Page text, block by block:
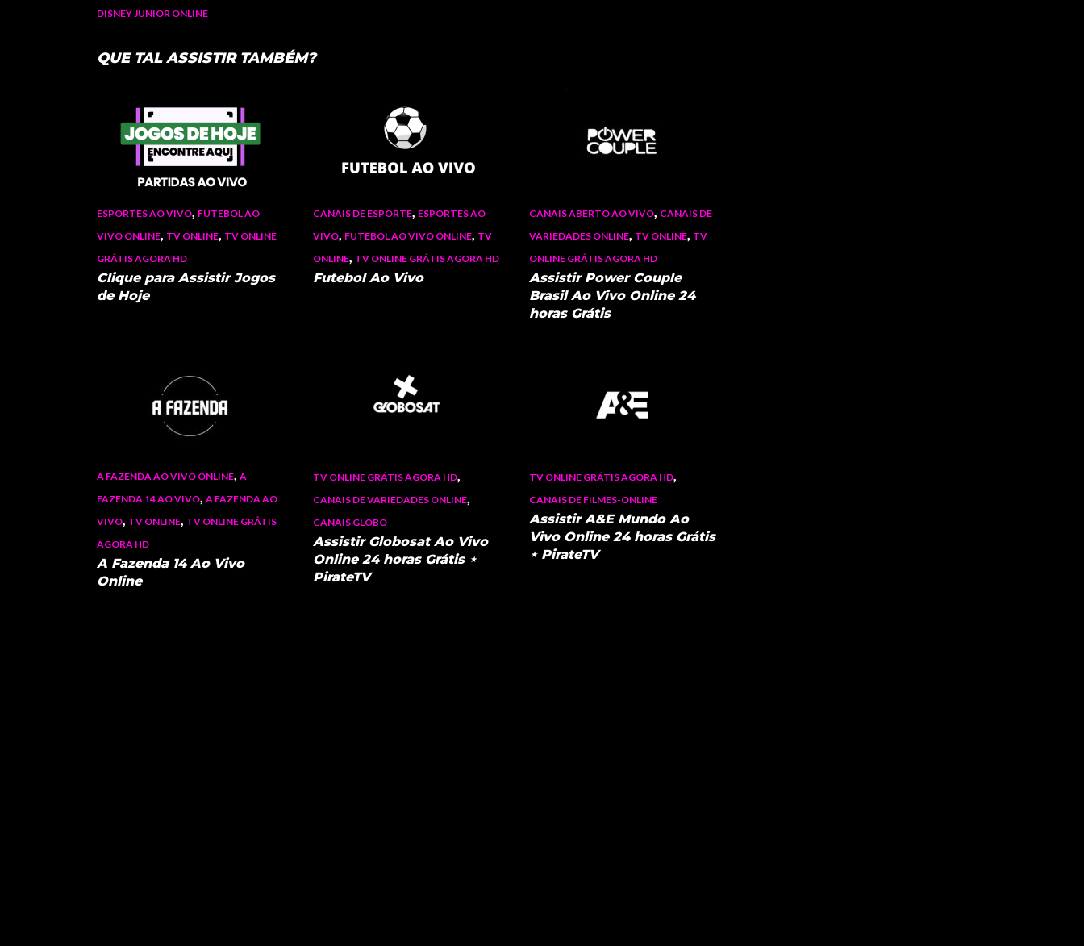
DISNEY JUNIOR ONLINE
QUE TAL ASSISTIR TAMBÉM?
ESPORTES AO VIVO, FUTEBOL AO
VIVO ONLINE, TV ONLINE, TV ONLINE
GRÁTIS AGORA HD
Clique para Assistir Jogos
de Hoje
CANAIS DE ESPORTE, ESPORTES AO
VIVO, FUTEBOL AO VIVO ONLINE, TV
ONLINE, TV ONLINE GRÁTIS AGORA HD
Futebol Ao Vivo
CANAIS ABERTO AO VIVO, CANAIS DE
VARIEDADES ONLINE, TV ONLINE, TV
ONLINE GRÁTIS AGORA HD
Assistir Power Couple
Brasil Ao Vivo Online 24
horas Grátis
A FAZENDA AO VIVO ONLINE, A
FAZENDA 14 AO VIVO, A FAZENDA AO
VIVO, TV ONLINE, TV ONLINE GRÁTIS
AGORA HD
A Fazenda 14 Ao Vivo
Online
TV ONLINE GRÁTIS AGORA HD,
CANAIS DE VARIEDADES ONLINE,
CANAIS GLOBO
Assistir Globosat Ao Vivo
Online 24 horas Grátis ⋆
PirateTV
TV ONLINE GRÁTIS AGORA HD,
CANAIS DE FILMES-ONLINE
Assistir A&E Mundo Ao
Vivo Online 24 horas Grátis
⋆ PirateTV